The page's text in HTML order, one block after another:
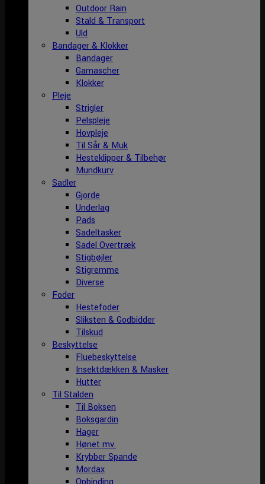
Outdoor Rain
Stald & Transport
Uld
Bandager & Klokker
Bandager
Gamascher
Klokker
Pleje
Strigler
Pelspleje
Hovpleje
Til Sår & Muk
Hesteklipper & Tilbehør
Mundkurv
Sadler
Gjorde
Underlag
Pads
Sadeltasker
Sadel Overtræk
Stigbøjler
Stigremme
Diverse
Foder
Hestefoder
Sliksten & Godbidder
Tilskud
Beskyttelse
Fluebeskyttelse
Insektdækken & Masker
Hutter
Til Stalden
Til Boksen
Boksgardin
Hager
Hønet mv.
Krybber Spande
Mordax